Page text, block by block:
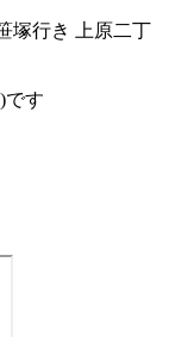
塚行き 上原二丁
です